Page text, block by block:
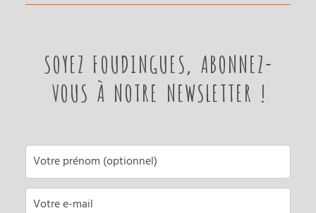
SOYEZ FOUDINGUES, ABONNEZ-
VOUS À NOTRE NEWSLETTER !